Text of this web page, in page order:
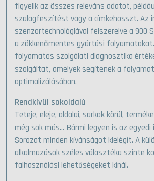
figyelik az összes releváns adatot,
szalagfeszítést vagy a címkehosszt. Az
szenzortechnológiával felszerelve a 900
a zökkenőmentes gyártási
folyamatos szolgálati diagnosztika
szolgáltat, amelyek segítenek a
optimalizálásában.
Rendkívül sokoldalú
Teteje, eleje, oldalai, sarkok körül,
még sok más… Bármi legyen is az egyedi
Sorozat minden kívánságot kielégít. A
alkalmazások széles választéka szinte
falhasználási lehetőségeket kínál.